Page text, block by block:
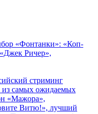
«Фонтанки»: «Коп-
Ричер»,
стриминг
из самых ожидаемых
«Мажора»,
Витю!», лучший